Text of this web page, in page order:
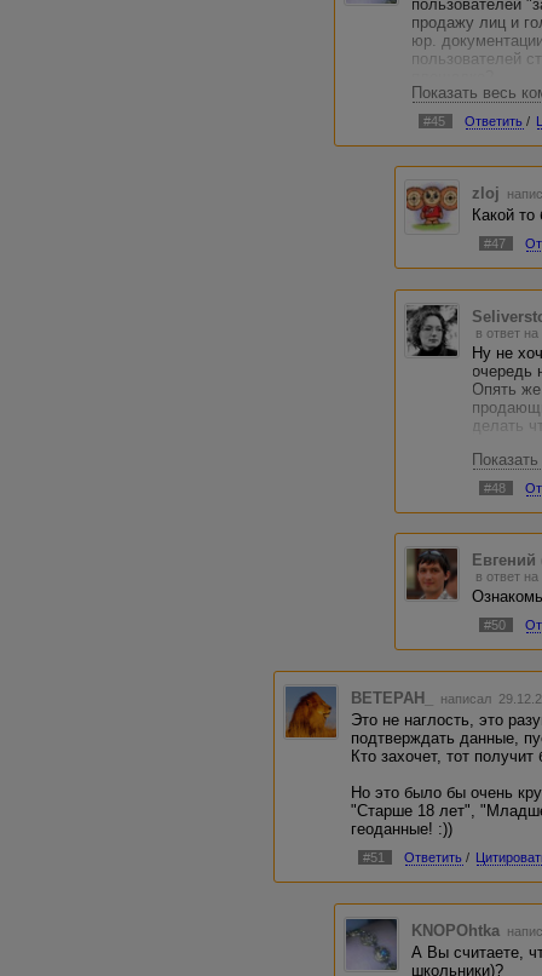
пользователей
продажу лиц и
юр.
пользователей
Больше не буду
рассматривает.
пользователи, а
Показать весь
#45 Ответить /
zloj
Какой
#47
в ответ
Ну не
очередь
Опять
делать
Кстати,
#48
Евгений
в ответ
#50
BETEPAH_ написал
Это не наглость, это
подтверждать данные,
Кто захочет, тот
Но это было бы очень
"Старше 18 лет",
геоданные! :))
#51 Ответить /
KNOPOhtka
А Вы считаете,
школьники)?